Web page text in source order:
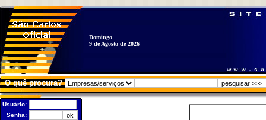
Domingo
9 de Agosto de 2026
O quê procura?
Usuário:
Senha: